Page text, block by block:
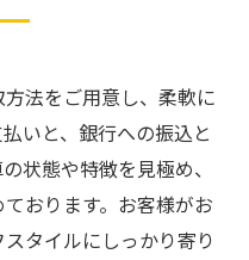
法をご用意し、柔軟に
いと、銀行への振込と
状態や特徴を見極め、
おります。お客様がお
タイルにしっかり寄り